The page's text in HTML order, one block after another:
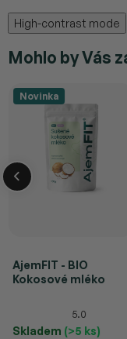
High-contrast mode
Mohlo by Vás
Novinka
AjemFIT - BIO
Kokosové mléko
5.0
Skladem (>5 ks)